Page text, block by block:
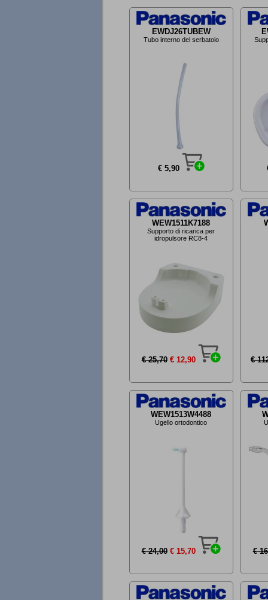
EWDJ26TUBEW
Tubo interno del serbatoio
€ 5,90
WEW1511K7188
Supporto di ricarica per
idropulsore RC8-4
€ 25,70 € 12,90 €
WEW1513W4488
Ugello ortodontico
€ 24,00 € 15,70 €